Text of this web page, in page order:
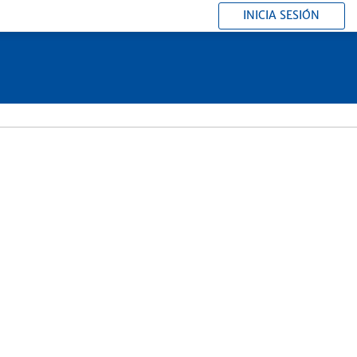
INICIA SESIÓN